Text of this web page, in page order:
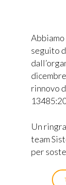
seguito
rinnovo
Un
team
per